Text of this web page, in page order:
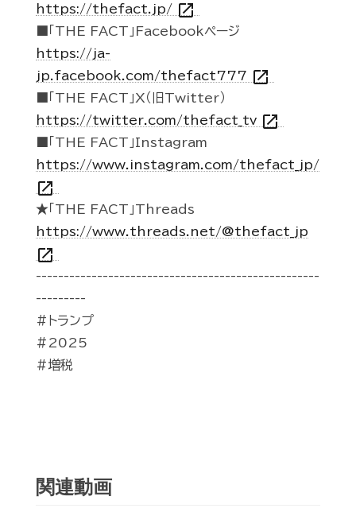
https://thefact.jp/ open_in_new
■「THE FACT」Facebookページ
https://ja-
jp.facebook.com/thefact777 open_in_new
■「THE FACT」X（旧Twitter）
https://twitter.com/thefact_tv open_in_new
■「THE FACT」Instagram
https://www.instagram.com/thefact_jp/
open_in_new
★「THE FACT」Threads
https://www.threads.net/@thefact_jp
open_in_new
---------------------------------------------------
---------
#トランプ
#2025
#増税
関連動画